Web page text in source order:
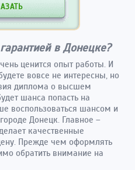
в Донецке?
ценится опыт работы. И
вовсе не интересны, но
диплома о высшем
шанса попасть на
воспользоваться шансом и
Донецк. Главное –
качественные
Прежде чем оформлять
обратить внимание на